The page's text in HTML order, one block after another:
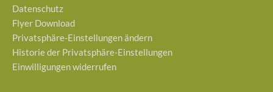
Datenschutz
Flyer Download
Privatsphäre-Einstellungen ändern
Historie der Privatsphäre-Einstellungen
Einwilligungen widerrufen